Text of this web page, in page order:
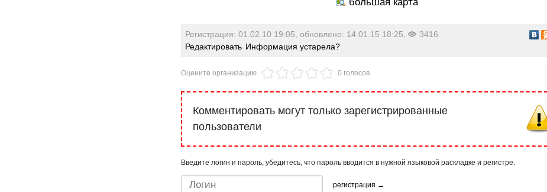
Регистрация: 01.02.10 19:05, обновлено: 14.01.15 18:25,
3416
Редактировать Информация устарела?
Оцените организацию 0 голосов
Комментировать могут только зарегистрированные
пользователи
Введите логин и пароль, убедитесь, что пароль вводится в нужной языковой раскладке и регистре.
регистрация →